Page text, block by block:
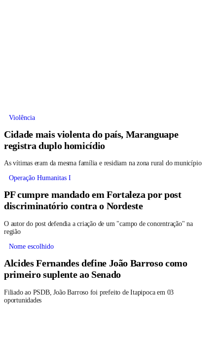
Violência
Cidade mais violenta do país, Maranguape
registra duplo homicídio
As vítimas eram da mesma família e residiam na zona rural do município
Operação Humanitas I
PF cumpre mandado em Fortaleza por post
discriminatório contra o Nordeste
O autor do post defendia a criação de um "campo de concentração" na
região
Nome escolhido
Alcides Fernandes define João Barroso como
primeiro suplente ao Senado
Filiado ao PSDB, João Barroso foi prefeito de Itapipoca em 03
oportunidades